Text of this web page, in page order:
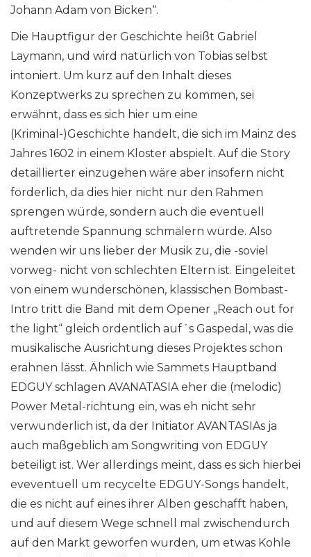
Johann Adam von Bicken“.
Die Hauptfigur der Geschichte heißt Gabriel
Laymann, und wird natürlich von Tobias selbst
intoniert. Um kurz auf den Inhalt dieses
Konzeptwerks zu sprechen zu kommen, sei
erwähnt, dass es sich hier um eine
(Kriminal-)Geschichte handelt, die sich im Mainz des
Jahres 1602 in einem Kloster abspielt. Auf die Story
detaillierter einzugehen wäre aber insofern nicht
förderlich, da dies hier nicht nur den Rahmen
sprengen würde, sondern auch die eventuell
auftretende Spannung schmälern würde. Also
wenden wir uns lieber der Musik zu, die -soviel
vorweg- nicht von schlechten Eltern ist. Eingeleitet
von einem wunderschönen, klassischen Bombast-
Intro tritt die Band mit dem Opener „Reach out for
the light“ gleich ordentlich auf´s Gaspedal, was die
musikalische Ausrichtung dieses Projektes schon
erahnen lässt. Ähnlich wie Sammets Hauptband
EDGUY schlagen AVANATASIA eher die (melodic)
Power Metal-richtung ein, was eh nicht sehr
verwunderlich ist, da der Initiator AVANTASIAs ja
auch maßgeblich am Songwriting von EDGUY
beteiligt ist. Wer allerdings meint, dass es sich hierbei
eveventuell um recycelte EDGUY-Songs handelt,
die es nicht auf eines ihrer Alben geschafft haben,
und auf diesem Wege schnell mal zwischendurch
auf den Markt geworfen wurden, um etwas Kohle